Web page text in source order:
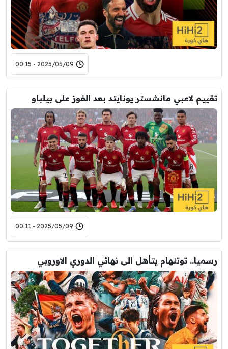
2025/05/09 - 00:15
تقييم لاعبي مانشستر يونايتد بعد الفوز على بيلباو
2025/05/09 - 00:11
رسميا.. توتنهام يتأهل الى نهائي الدوري الاوروبي